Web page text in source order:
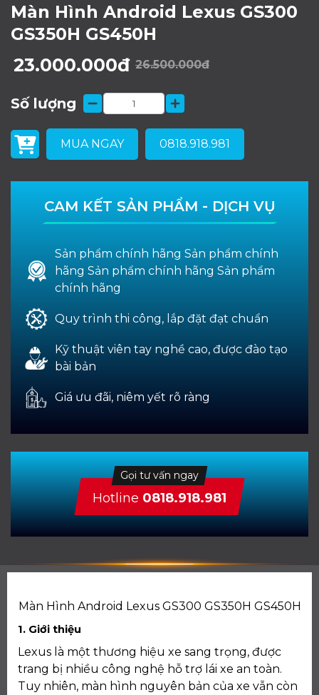
Màn Hình Android Lexus GS300
GS350H GS450H
23.000.000đ 26.500.000đ
Số lượng
MUA NGAY 0818.918.981
CAM KẾT SẢN PHẨM - DỊCH VỤ
Sản phẩm chính hãng Sản phẩm chính
hãng Sản phẩm chính hãng Sản phẩm
chính hãng
Quy trình thi công, lắp đặt đạt chuẩn
Kỹ thuật viên tay nghề cao, được đào tạo
bài bản
Giá ưu đãi, niêm yết rõ ràng
Gọi tư vấn ngay
Hotline 0818.918.981
Màn Hình Android Lexus GS300 GS350H GS450H
1. Giới thiệu
Lexus là một thương hiệu xe sang trọng, được
trang bị nhiều công nghệ hỗ trợ lái xe an toàn.
Tuy nhiên, màn hình nguyên bản của xe vẫn còn